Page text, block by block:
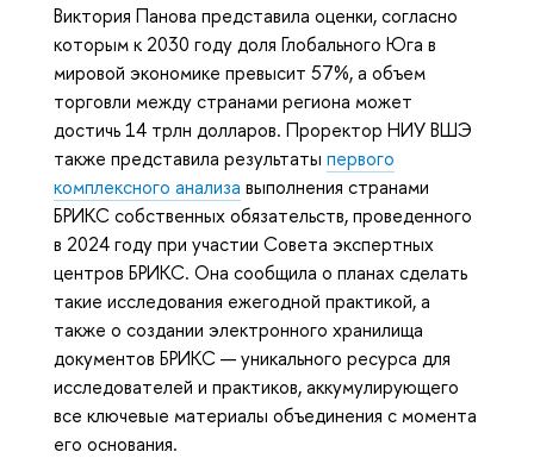
Виктория Панова представила оценки, согласно
которым к 2030 году доля Глобального Юга в
мировой экономике превысит 57%, а объем
торговли между странами региона может
достичь 14 трлн долларов. Проректор НИУ ВШЭ
также представила результаты первого
комплексного анализа выполнения странами
БРИКС собственных обязательств, проведенного
в 2024 году при участии Совета экспертных
центров БРИКС. Она сообщила о планах сделать
такие исследования ежегодной практикой, а
также о создании электронного хранилища
документов БРИКС — уникального ресурса для
исследователей и практиков, аккумулирующего
все ключевые материалы объединения с момента
его основания.